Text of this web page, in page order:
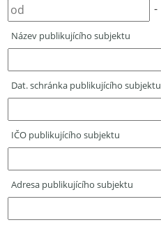
-
Název publikujícího subjektu
Dat. schránka publikujícího subjektu
IČO publikujícího subjektu
Adresa publikujícího subjektu